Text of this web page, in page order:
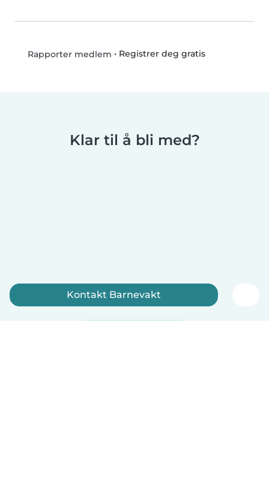
Rapporter medlem • Registrer deg gratis
Klar til å bli med?
Kontakt Barnevakt